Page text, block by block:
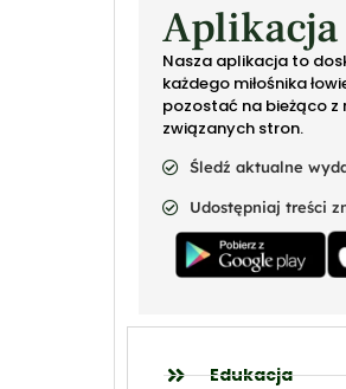
Nasza aplikacja to
każdego miłośnika
pozostać na bieżąco
związanych stron.
Śledź aktualne
Udostępniaj treści
Edukacja